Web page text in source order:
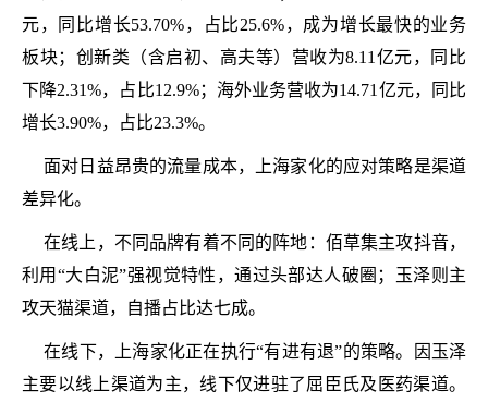
元，同比增长53.70%，占比25.6%，成为增长最快的业务
板块；创新类（含启初、高夫等）营收为8.11亿元，同比
下降2.31%，占比12.9%；海外业务营收为14.71亿元，同比
增长3.90%，占比23.3%。
面对日益昂贵的流量成本，上海家化的应对策略是渠道
差异化。
在线上，不同品牌有着不同的阵地：佰草集主攻抖音，
利用“大白泥”强视觉特性，通过头部达人破圈；玉泽则主
攻天猫渠道，自播占比达七成。
在线下，上海家化正在执行“有进有退”的策略。因玉泽
主要以线上渠道为主，线下仅进驻了屈臣氏及医药渠道。